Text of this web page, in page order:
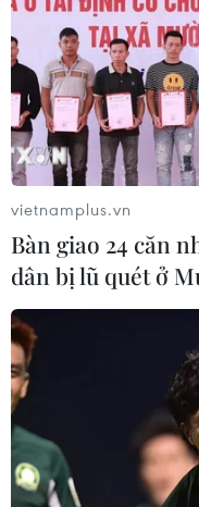
vietnamplus.vn
Bàn giao 24 căn
dân bị lũ quét ở